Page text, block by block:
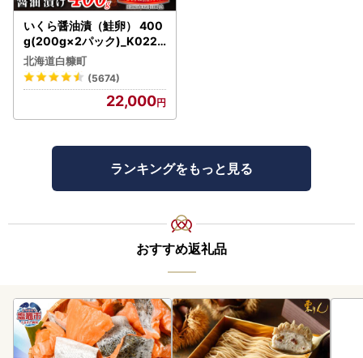
いくら醤油漬（鮭卵） 400
g(200g×2パック)_K022-
1676
北海道白糠町
(5674)
22,000
ランキングをもっと見る
おすすめ返礼品